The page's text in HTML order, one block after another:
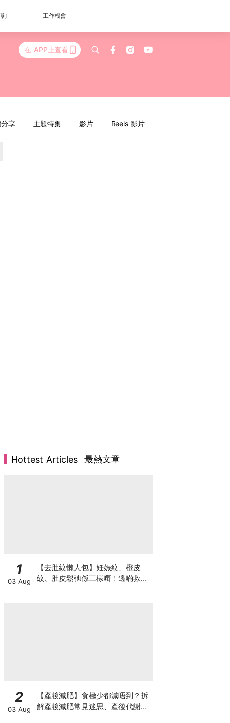
工作機會
在 APP上查看
享 主題特集 影片 Reels 影片
Hottest Articles 最熱文章
1
03 Aug
【去肚紋懶人包】妊娠紋、橙皮
紋、肚皮鬆弛係三樣嘢！邊啲救得
2
03 Aug
【產後減肥】食極少都減唔到？拆
解產後減肥常見迷思、產後代謝、